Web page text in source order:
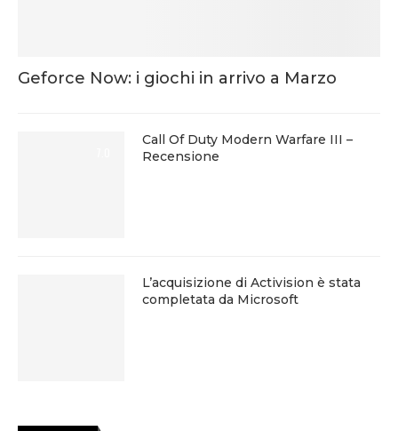
Geforce Now: i giochi in arrivo a Marzo
Call Of Duty Modern Warfare III –
Recensione
L’acquisizione di Activision è stata
completata da Microsoft